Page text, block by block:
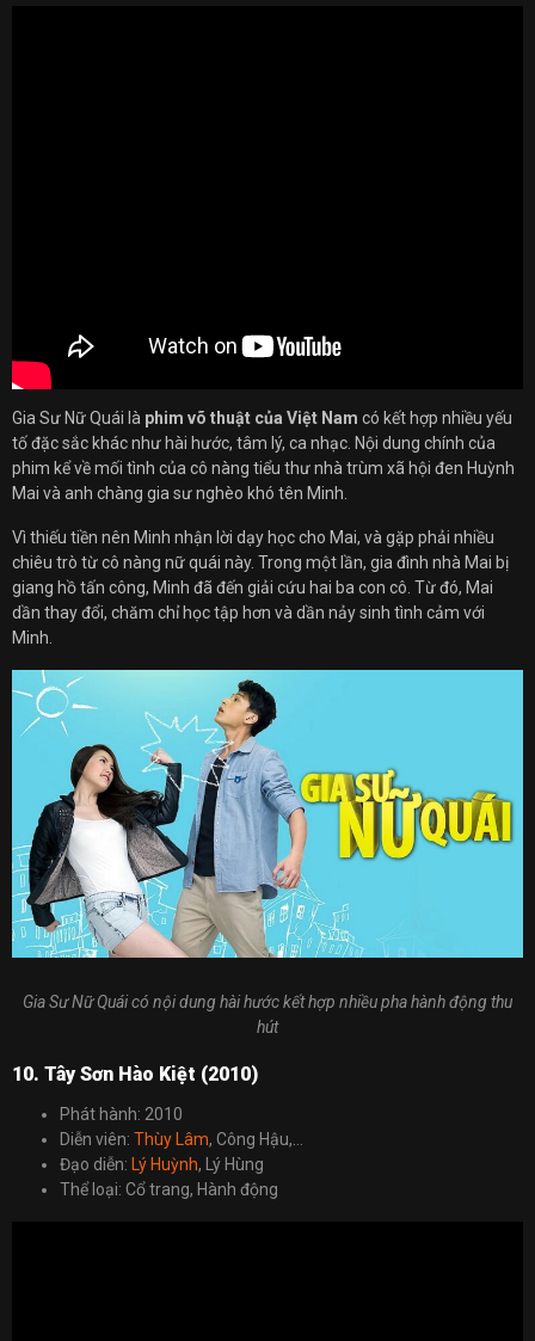
Gia Sư Nữ Quái là phim võ thuật của Việt Nam có kết hợp nhiều yếu
tố đặc sắc khác như hài hước, tâm lý, ca nhạc. Nội dung chính của
phim kể về mối tình của cô nàng tiểu thư nhà trùm xã hội đen Huỳnh
Mai và anh chàng gia sư nghèo khó tên Minh.
Vì thiếu tiền nên Minh nhận lời dạy học cho Mai, và gặp phải nhiều
chiêu trò từ cô nàng nữ quái này. Trong một lần, gia đình nhà Mai bị
giang hồ tấn công, Minh đã đến giải cứu hai ba con cô. Từ đó, Mai
dần thay đổi, chăm chỉ học tập hơn và dần nảy sinh tình cảm với
Minh.
Gia Sư Nữ Quái có nội dung hài hước kết hợp nhiều pha hành động thu
hút
10. Tây Sơn Hào Kiệt (2010)
Phát hành: 2010
Diễn viên: Thùy Lâm, Công Hậu,…
Đạo diễn: Lý Huỳnh, Lý Hùng
Thể loại: Cổ trang, Hành động